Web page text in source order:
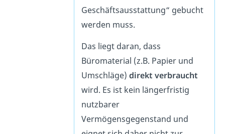
Geschäftsausstattung“ gebucht
werden muss.
Das liegt daran, dass
Büromaterial (z.B. Papier und
Umschläge)direkt verbraucht
wird. Es ist kein längerfristig
nutzbarer
Vermögensgegenstand und